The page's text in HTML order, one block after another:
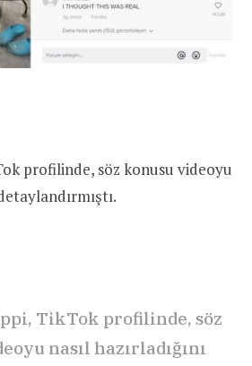
profilinde, söz konusu videoyu
TikTok profilinde, söz
nasıl hazırladığını